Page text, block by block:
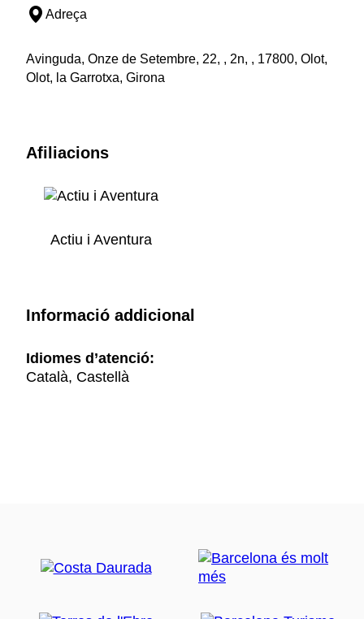
Adreça
Avinguda, Onze de Setembre, 22, , 2n, , 17800, Olot,
Olot, la Garrotxa, Girona
Afiliacions
Actiu i Aventura
Informació addicional
Idiomes d’atenció:
Català, Castellà